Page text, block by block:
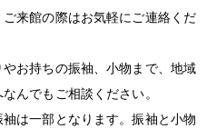
来館の際はお気軽にご連絡くだ
お持ちの振袖、小物まで、地域
んでもご相談ください。
は一部となります。振袖と小物